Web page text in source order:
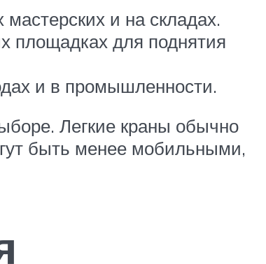
и на складах.
площадках для поднятия
и в промышленности.
Легкие краны обычно
быть менее мобильными,